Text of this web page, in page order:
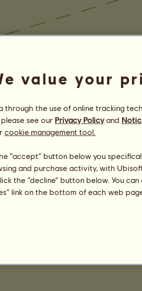
value your
the use of online tracking
see our Privacy Policyand
cookie management tool.
“accept” button below you
and purchase activity, with
the “decline” button below. You
link on the bottom of each web